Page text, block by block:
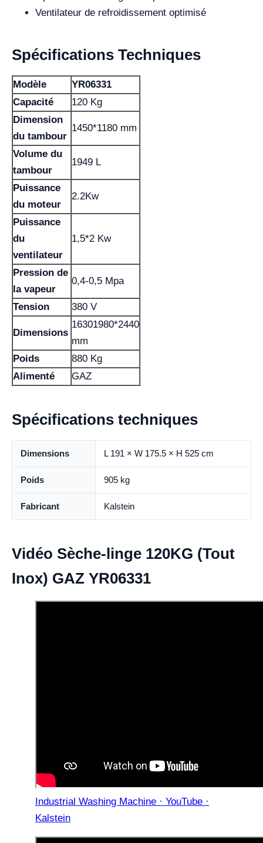
Ventilateur de refroidissement optimisé
Spécifications Techniques
Modèle
YR06331
Capacité
120 Kg
Dimension
du tambour
1450*1180 mm
Volume du
tambour
1949 L
Puissance
du moteur
2.2Kw
Puissance
du
ventilateur
1,5*2 Kw
Pression de
la vapeur
0,4-0,5 Mpa
Tension 380 V
Dimensions
16301980*2440
mm
Poids
880 Kg
Alimenté
GAZ
Spécifications techniques
Dimensions L 191 × W 175.5 × H 525 cm
Poids 905 kg
Fabricant Kalstein
Vidéo Sèche-linge 120KG (Tout
Inox) GAZ YR06331
Industrial Washing Machine · YouTube ·
Kalstein